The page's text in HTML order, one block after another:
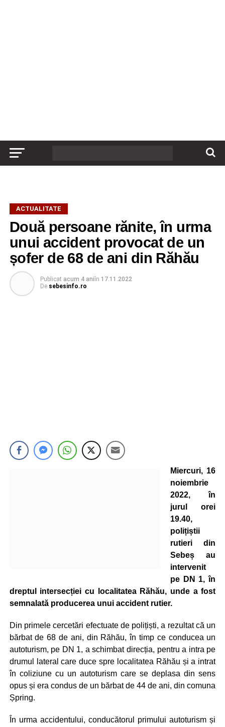
ACTUALITATE
Două persoane rănite, în urma
unui accident provocat de un
șofer de 68 de ani din Răhău
Publicat acum 4 aniîn 17.11.2022
De sebesinfo.ro
Miercuri, 16
noiembrie
2022, în
jurul orei
19.40,
polițiștii
rutieri din
Sebeș au
intervenit
pe DN 1, în
dreptul intersecției cu localitatea Răhău, unde a fost
semnalată producerea unui accident rutier.
Din primele cercetări efectuate de polițiști, a rezultat că un
bărbat de 68 de ani, din Răhău, în timp ce conducea un
autoturism, pe DN 1, a schimbat direcția, pentru a intra pe
drumul lateral care duce spre localitatea Răhău și a intrat
în coliziune cu un autoturism care se deplasa din sens
opus și era condus de un bărbat de 44 de ani, din comuna
Șpring.
În urma accidentului, conducătorul primului autoturism și